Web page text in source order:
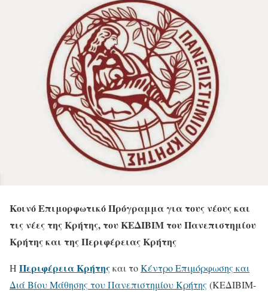
Κοινό Επιμορφωτικό Πρόγραμμα για τους νέους και
τις νέες της Κρήτης, του ΚΕΔΙΒΙΜ του Πανεπιστημίου
Κρήτης και της Περιφέρειας Κρήτης
Η Περιφέρεια Κρήτηςκαι τοΚέντρο Επιμόρφωσης και
Διά Βίου Μάθησης του Πανεπιστημίου Κρήτης (ΚΕΔΙΒΙΜ-